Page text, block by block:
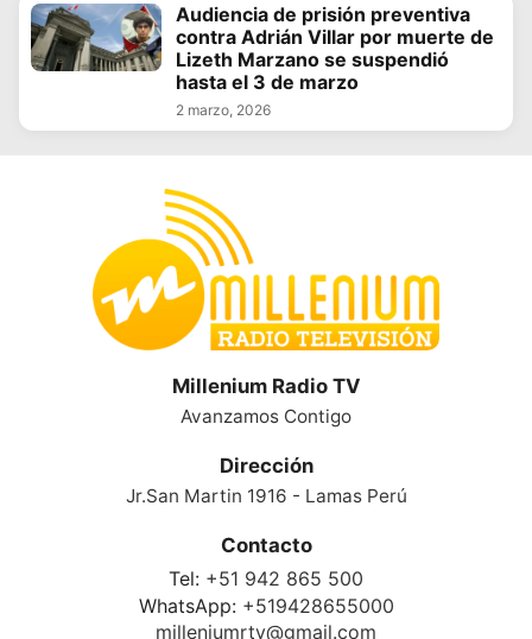
Audiencia de prisión preventiva
contra Adrián Villar por muerte de
Lizeth Marzano se suspendió
hasta el 3 de marzo
2 marzo, 2026
Millenium Radio TV
Avanzamos Contigo
Dirección
Jr.San Martin 1916 - Lamas Perú
Contacto
Tel: +51 942 865 500
WhatsApp: +519428655000
milleniumrtv@gmail.com